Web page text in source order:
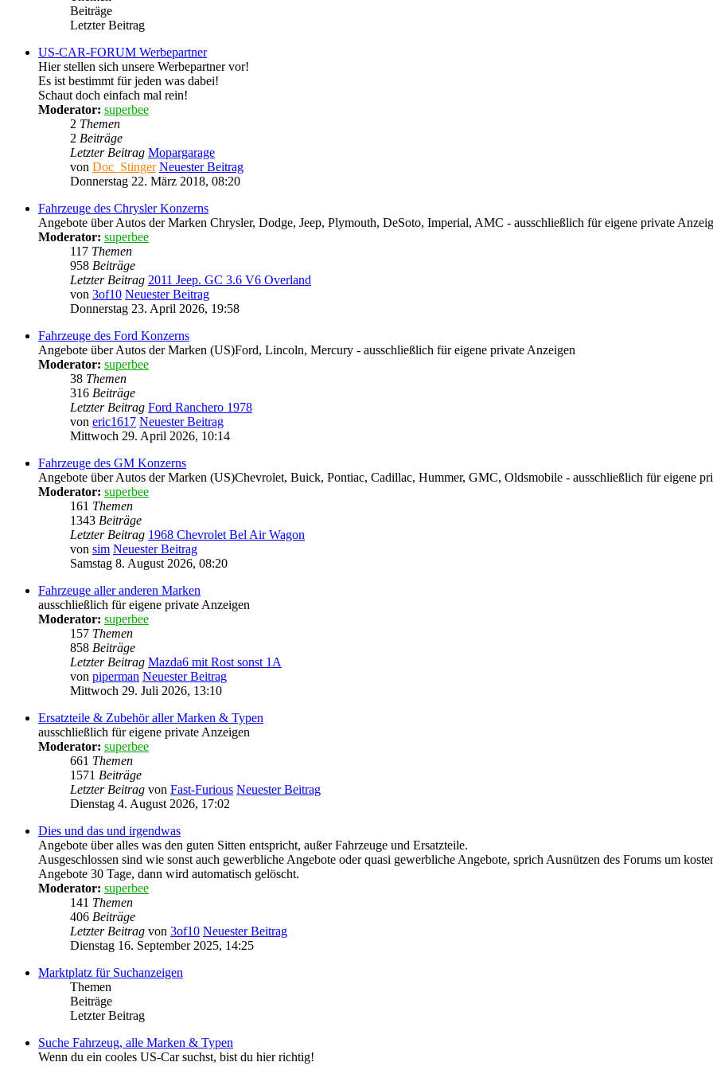
Beiträge
Letzter Beitrag
US-CAR-FORUM Werbepartner
Hier stellen sich unsere Werbepartner vor!
Es ist bestimmt für jeden was dabei!
Schaut doch einfach mal rein!
Moderator: superbee
2 Themen
2 Beiträge
Letzter Beitrag Mopargarage
von Doc_Stinger Neuester Beitrag
Donnerstag 22. März 2018, 08:20
Fahrzeuge des Chrysler Konzerns
Angebote über Autos der Marken Chrysler, Dodge, Jeep, Plymouth, DeSoto, Imperial, AMC - ausschließlich für eigene private
Moderator: superbee
117 Themen
958 Beiträge
Letzter Beitrag 2011 Jeep. GC 3.6 V6 Overland
von 3of10 Neuester Beitrag
Donnerstag 23. April 2026, 19:58
Fahrzeuge des Ford Konzerns
Angebote über Autos der Marken (US)Ford, Lincoln, Mercury - ausschließlich für eigene private Anzeigen
Moderator: superbee
38 Themen
316 Beiträge
Letzter Beitrag Ford Ranchero 1978
von eric1617 Neuester Beitrag
Mittwoch 29. April 2026, 10:14
Fahrzeuge des GM Konzerns
Angebote über Autos der Marken (US)Chevrolet, Buick, Pontiac, Cadillac, Hummer, GMC, Oldsmobile - ausschließlich für eigene
Moderator: superbee
161 Themen
1343 Beiträge
Letzter Beitrag 1968 Chevrolet Bel Air Wagon
von sim Neuester Beitrag
Samstag 8. August 2026, 08:20
Fahrzeuge aller anderen Marken
ausschließlich für eigene private Anzeigen
Moderator: superbee
157 Themen
858 Beiträge
Letzter Beitrag Mazda6 mit Rost sonst 1A
von piperman Neuester Beitrag
Mittwoch 29. Juli 2026, 13:10
Ersatzteile & Zubehör aller Marken & Typen
ausschließlich für eigene private Anzeigen
Moderator: superbee
661 Themen
1571 Beiträge
Letzter Beitrag von Fast-Furious Neuester Beitrag
Dienstag 4. August 2026, 17:02
Dies und das und irgendwas
Angebote über alles was den guten Sitten entspricht, außer Fahrzeuge und Ersatzteile.
Ausgeschlossen sind wie sonst auch gewerbliche Angebote oder quasi gewerbliche Angebote, sprich Ausnützen des Forums um
Angebote 30 Tage, dann wird automatisch gelöscht.
Moderator: superbee
141 Themen
406 Beiträge
Letzter Beitrag von 3of10 Neuester Beitrag
Dienstag 16. September 2025, 14:25
Marktplatz für Suchanzeigen
Themen
Beiträge
Letzter Beitrag
Suche Fahrzeug, alle Marken & Typen
Wenn du ein cooles US-Car suchst, bist du hier richtig!